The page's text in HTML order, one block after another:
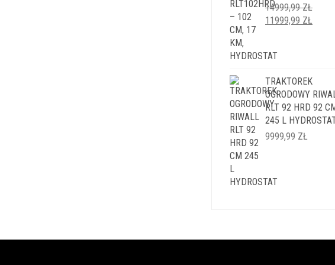
14999,99ZŁ
PIERWOTNA
14999,99 ZŁ.
11999,99 ZŁ
TRAKTOREK
OGRODOWY
RLT 92 HRD 92
245 L
9999,99 ZŁ